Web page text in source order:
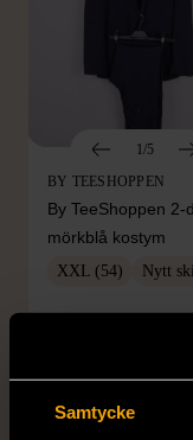
Samtycke
1/5
BY TEESHOPPEN
By TeeShoppen 2-
mörkblå kostym
XXL (54) Nytt
399 kr